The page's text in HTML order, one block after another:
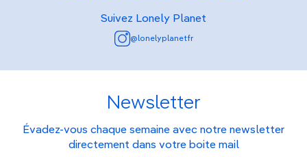
Suivez Lonely Planet
@lonelyplanetfr
Newsletter
Évadez-vous chaque semaine avec notre newsletter
directement dans votre boite mail